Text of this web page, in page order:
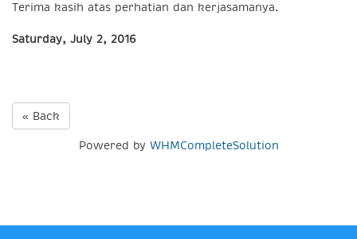
Terima kasih atas perhatian dan kerjasamanya.
Saturday, July 2, 2016
« Back
Powered by WHMCompleteSolution